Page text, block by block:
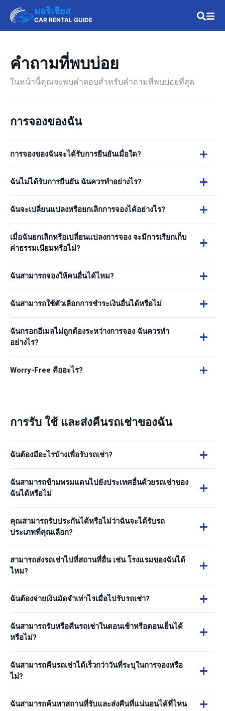
มอริเชียส
CAR RENTAL GUIDE
คำถามที่พบบ่อย
ในหน้านี้คุณจะพบคำตอบสำหรับคำถามที่พบบ่อยที่สุด
การจองของฉัน
การจองของฉันจะได้รับการยืนยันเมื่อใด?
ฉันไม่ได้รับการยืนยัน ฉันควรทำอย่างไร?
ฉันจะเปลี่ยนแปลงหรือยกเลิกการจองได้อย่างไร?
เมื่อฉันยกเลิกหรือเปลี่ยนแปลงการจอง จะมีการเรียกเก็บ
ค่าธรรมเนียมหรือไม่?
ฉันสามารถจองให้คนอื่นได้ไหม?
ฉันสามารถใช้ตัวเลือกการชำระเงินอื่นได้หรือไม่
ฉันกรอกอีเมลไม่ถูกต้องระหว่างการจอง ฉันควรทำ
อย่างไร?
Worry-Free คืออะไร?
การรับ ใช้ และส่งคืนรถเช่าของฉัน
ฉันต้องมีอะไรบ้างเพื่อรับรถเช่า?
ฉันสามารถข้ามพรมแดนไปยังประเทศอื่นด้วยรถเช่าของ
ฉันได้หรือไม่
คุณสามารถรับประกันได้หรือไม่ว่าฉันจะได้รับรถ
ประเภทที่คุณเลือก?
สามารถส่งรถเช่าไปที่สถานที่อื่น เช่น โรงแรมของฉันได้
ไหม?
ฉันต้องจ่ายเงินมัดจำเท่าไรเมื่อไปรับรถเช่า?
ฉันสามารถรับหรือคืนรถเช่าในตอนเช้าหรือตอนเย็นได้
หรือไม่?
ฉันสามารถคืนรถเช่าได้เร็วกว่าวันที่ระบุในการจองหรือ
ไม่?
ฉันสามารถค้นหาสถานที่รับและส่งคืนที่แน่นอนได้ที่ไหน